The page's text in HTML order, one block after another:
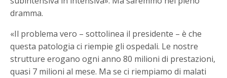
dramma.
«Il problema vero – sottolinea il presidente – è che
questa patologia ci riempie gli ospedali. Le nostre
strutture erogano ogni anno 80 milioni di prestazioni,
quasi 7 milioni al mese. Ma se ci riempiamo di malati